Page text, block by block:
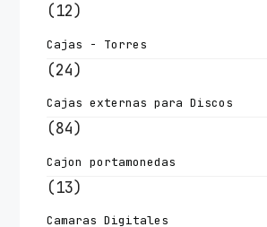
(12)
Cajas - Torres
(24)
Cajas externas para Discos
(84)
Cajon portamonedas
(13)
Camaras Digitales